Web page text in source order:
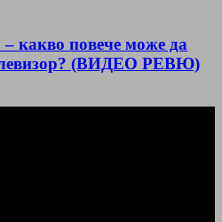
какво повече може да
(ВИДЕО РЕВЮ)